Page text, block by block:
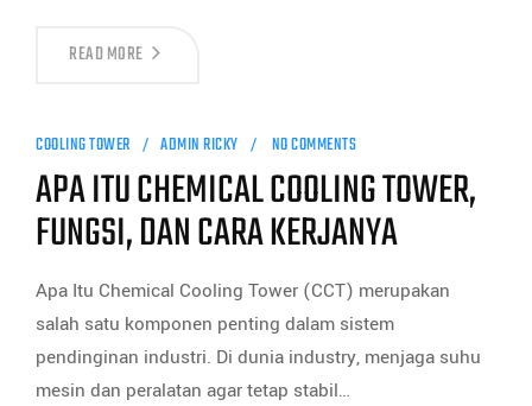
READ MORE
COOLING TOWER ADMIN RICKY NO COMMENTS
APA ITU CHEMICAL COOLING TOWER,
FUNGSI, DAN CARA KERJANYA
Apa Itu Chemical Cooling Tower (CCT) merupakan
salah satu komponen penting dalam sistem
pendinginan industri. Di dunia industry, menjaga suhu
mesin dan peralatan agar tetap stabil…